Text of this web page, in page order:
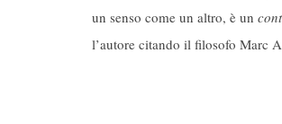
un senso come un altro, è un
l’autore citando il filosofo Marc